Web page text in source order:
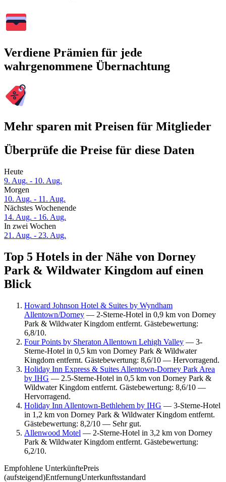
Verdiene Prämien für jede
wahrgenommene Übernachtung
Mehr sparen mit Preisen für Mitglieder
Überprüfe die Preise für diese Daten
Heute
9. Aug. - 10. Aug.
Morgen
10. Aug. - 11. Aug.
Nächstes Wochenende
14. Aug. - 16. Aug.
In zwei Wochen
21. Aug. - 23. Aug.
Top 5 Hotels in der Nähe von Dorney
Park & Wildwater Kingdom auf einen
Blick
Howard Johnson Hotel & Suites by Wyndham
Allentown/Dorney — 2-Sterne-Hotel in 0,9 km von Dorney
Park & Wildwater Kingdom entfernt. Gästebewertung:
6,8/10.
Four Points by Sheraton Allentown Lehigh Valley — 3-
Sterne-Hotel in 0,5 km von Dorney Park & Wildwater
Kingdom entfernt. Gästebewertung: 8,6/10 — Hervorragend.
Holiday Inn Express & Suites Allentown-Dorney Park Area
by IHG — 2.5-Sterne-Hotel in 0,5 km von Dorney Park &
Wildwater Kingdom entfernt. Gästebewertung: 8,6/10 —
Hervorragend.
Holiday Inn Allentown-Bethlehem by IHG — 3-Sterne-Hotel
in 1,2 km von Dorney Park & Wildwater Kingdom entfernt.
Gästebewertung: 8,2/10 — Sehr gut.
Allenwood Motel — 2-Sterne-Hotel in 3,2 km von Dorney
Park & Wildwater Kingdom entfernt. Gästebewertung:
6,2/10.
Empfohlene UnterkünftePreis
(aufsteigend)EntfernungUnterkunftsstandard